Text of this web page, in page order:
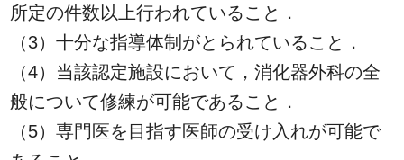
所定の件数以上行われていること．
（3）十分な指導体制がとられていること．
（4）当該認定施設において，消化器外科の全
般について修練が可能であること．
（5）専門医を目指す医師の受け入れが可能で